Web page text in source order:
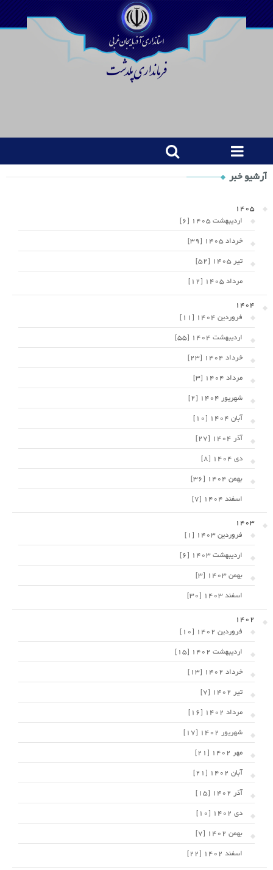
Shop
Category
Widget
آرشیو خبر
1405
اردیبهشت 1405 [6]
خرداد 1405 [39]
تیر 1405 [52]
مرداد 1405 [12]
1404
فروردین 1404 [11]
اردیبهشت 1404 [55]
خرداد 1404 [23]
مرداد 1404 [3]
شهریور 1404 [2]
آبان 1404 [10]
آذر 1404 [27]
دی 1404 [8]
بهمن 1404 [36]
اسفند 1404 [7]
1403
فروردین 1403 [1]
اردیبهشت 1403 [6]
بهمن 1403 [3]
اسفند 1403 [30]
1402
فروردین 1402 [10]
اردیبهشت 1402 [15]
خرداد 1402 [13]
تیر 1402 [7]
مرداد 1402 [16]
شهریور 1402 [17]
مهر 1402 [21]
آبان 1402 [21]
آذر 1402 [15]
دی 1402 [10]
بهمن 1402 [7]
اسفند 1402 [22]